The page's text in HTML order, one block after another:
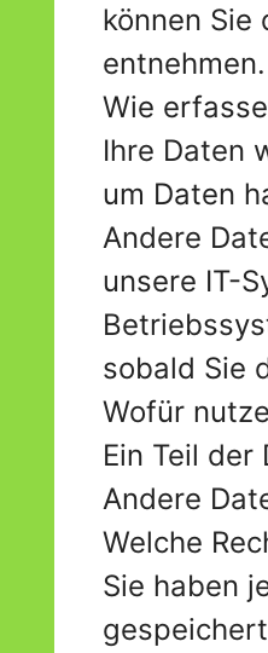
können Sie
entnehmen.
Wie
Ihre Daten
um Daten
Andere
unsere IT-
sobald Sie
Wofür
Ein Teil
Andere
Welche
Sie haben